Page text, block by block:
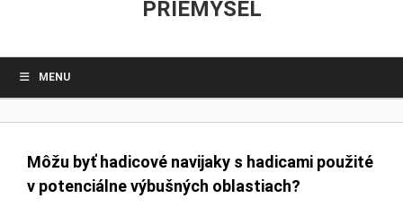
PRIEMYSEL
MENU
Môžu byť hadicové navijaky s hadicami použité
v potenciálne výbušných oblastiach?